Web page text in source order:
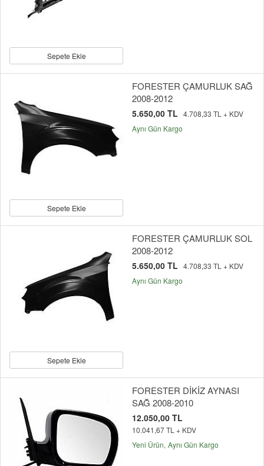
Sepete Ekle
Sepete Ekle
FORESTER ÇAMURLUK SAĞ
2008-2012
5.650,00 TL 4.708,33 TL + KDV
Aynı Gün Kargo
Sepete Ekle
FORESTER ÇAMURLUK SOL
2008-2012
5.650,00 TL 4.708,33 TL + KDV
Aynı Gün Kargo
FORESTER DİKİZ AYNASI
SAĞ 2008-2010
12.050,00 TL
10.041,67 TL + KDV
Yeni Ürün Aynı Gün Kargo